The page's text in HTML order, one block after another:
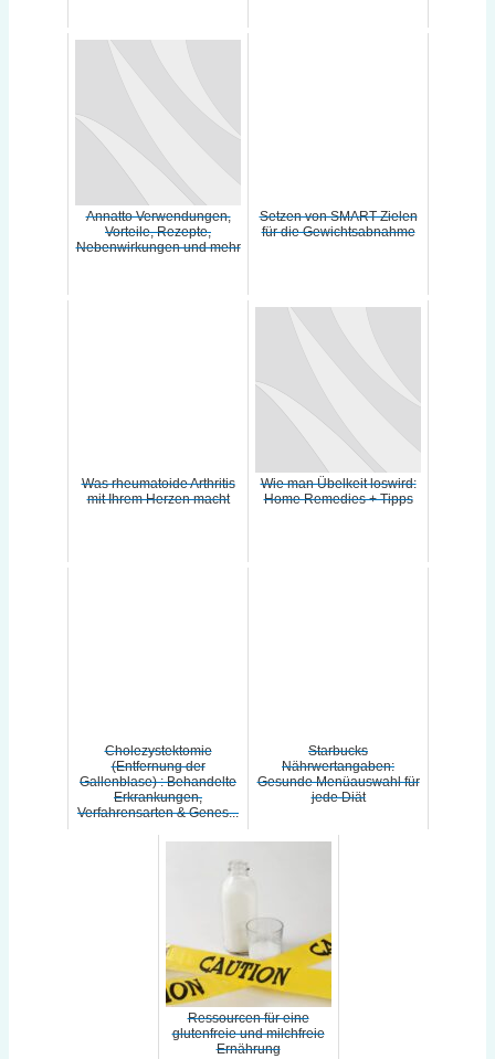
Annatto Verwendungen,
Vorteile, Rezepte,
Nebenwirkungen und mehr
Setzen von SMART-Zielen
für die Gewichtsabnahme
Was rheumatoide Arthritis
mit Ihrem Herzen macht
Wie man Übelkeit loswird:
Home Remedies + Tipps
Cholezystektomie
(Entfernung der
Gallenblase) : Behandelte
Erkrankungen,
Verfahrensarten & Genes...
Starbucks
Nährwertangaben:
Gesunde Menüauswahl für
jede Diät
Ressourcen für eine
glutenfreie und milchfreie
Ernährung